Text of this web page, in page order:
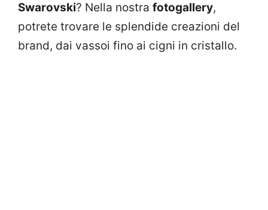
Swarovski? Nella nostra fotogallery,
potrete trovare le splendide creazioni del
brand, dai vassoi fino ai cigni in cristallo.